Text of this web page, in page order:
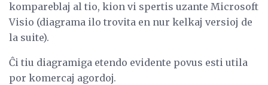
kompareblaj al tio, kion vi spertis uzante Microsoft
Visio (diagrama ilo trovita en nur kelkaj versioj de
la suite).
Ĉi tiu diagramiga etendo evidente povus esti utila
por komercaj agordoj.